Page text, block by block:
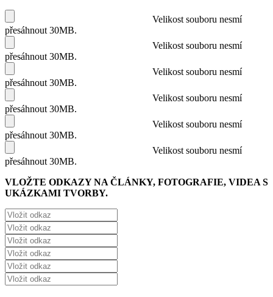
Velikost souboru nesmí
přesáhnout 30MB.
Velikost souboru nesmí
přesáhnout 30MB.
Velikost souboru nesmí
přesáhnout 30MB.
Velikost souboru nesmí
přesáhnout 30MB.
Velikost souboru nesmí
přesáhnout 30MB.
Velikost souboru nesmí
přesáhnout 30MB.
VLOŽTE ODKAZY NA ČLÁNKY, FOTOGRAFIE, VIDEA S
UKÁZKAMI TVORBY.